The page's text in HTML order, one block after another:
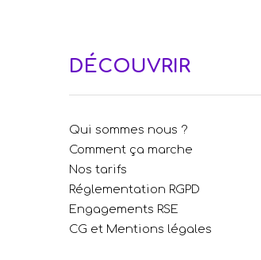
DÉCOUVRIR
Qui sommes nous ?
Comment ça marche
Nos tarifs
Réglementation RGPD
Engagements RSE
CG et Mentions légales